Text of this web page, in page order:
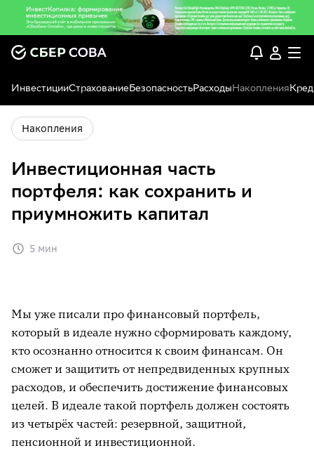
ИнвестицииСтрахованиеБезопасностьРасходыНакопления
Накопления
Инвестиционная часть
портфеля: как сохранить и
приумножить капитал
5 мин
Мы уже писали про финансовый портфель,
который в идеале нужно сформировать каждому,
кто осознанно относится к своим финансам. Он
сможет и защитить от непредвиденных крупных
расходов, и обеспечить достижение финансовых
целей. В идеале такой портфель должен состоять
из четырёх частей: резервной, защитной,
пенсионной и инвестиционной.